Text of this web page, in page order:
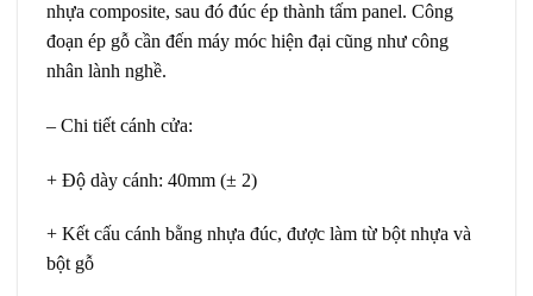
nhựa composite, sau đó đúc ép thành tấm panel. Công
đoạn ép gỗ cần đến máy móc hiện đại cũng như công
nhân lành nghề.
– Chi tiết cánh cửa:
+ Độ dày cánh: 40mm (± 2)
+ Kết cấu cánh bằng nhựa đúc, được làm từ bột nhựa và
bột gỗ